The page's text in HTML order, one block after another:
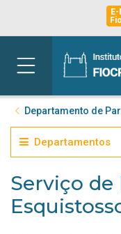
Departamento de
Departamentos
Serviço de